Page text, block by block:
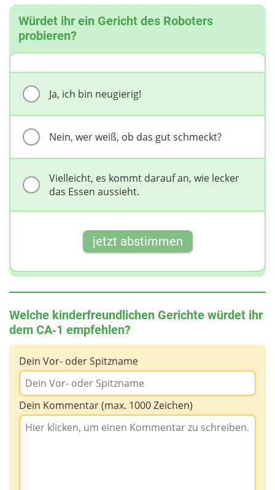
Würdet ihr ein Gericht des Roboters
probieren?
Ja, ich bin neugierig!
Nein, wer weiß, ob das gut schmeckt?
Vielleicht, es kommt darauf an, wie lecker
das Essen aussieht.
jetzt abstimmen
Welche kinderfreundlichen Gerichte würdet ihr
dem CA‑1 empfehlen?
Dein Vor- oder Spitzname
Dein Kommentar (max. 1000 Zeichen)